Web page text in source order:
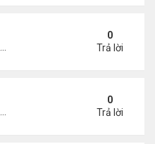
0
Trả lời
0
Trả lời